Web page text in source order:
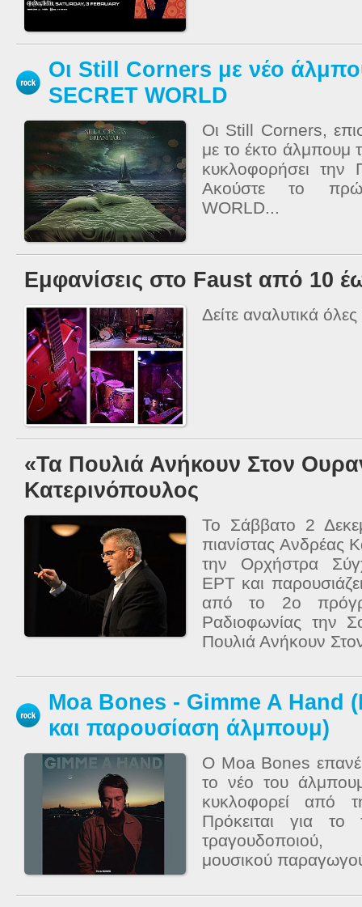
Οι Still Corners με νέο
SECRET WORLD
Οι Still Corners,
με το έκτο άλμπουμ
κυκλοφορήσει την
Ακούστε το
WORLD...
Εμφανίσεις στο Faust από 10
Δείτε αναλυτικά
«Τα Πουλιά Ανήκουν Στον
Κατερινόπουλος
Το Σάββατο 2
πιανίστας Ανδρέας
την Ορχήστρα
ΕΡΤ και
από το 2ο
Ραδιοφωνίας την
Πουλιά Ανήκουν
Moa Bones - Gimme A Hand
και παρουσίαση άλμπουμ)
Ο Moa Bones
το νέο του
κυκλοφορεί από
Πρόκειται για το
τραγουδοποιού,
μουσικού